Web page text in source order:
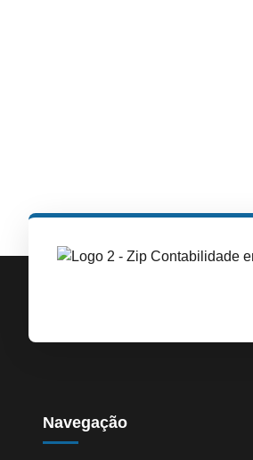
Navegação